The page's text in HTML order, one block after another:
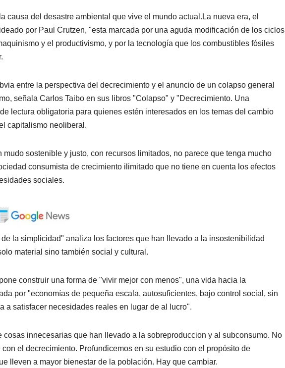
causa del desastre ambiental que vive el mundo actual.La nueva era, el
por Paul Crutzen, "esta marcada por una aguda modificación de los ciclos
y el productivismo, y por la tecnología que los combustibles fósiles
entre la perspectiva del decrecimiento y el anuncio de un colapso general
señala Carlos Taibo en sus libros "Colapso" y "Decrecimiento. Una
lectura obligatoria para quienes estén interesados en los temas del cambio
capitalismo neoliberal.
mudo sostenible y justo, con recursos limitados, no parece que tenga mucho
consumista de crecimiento ilimitado que no tiene en cuenta los efectos
sociales.
la simplicidad" analiza los factores que han llevado a la insostenibilidad
material sino también social y cultural.
construir una forma de "vivir mejor con menos", una vida hacia la
por "economías de pequeña escala, autosuficientes, bajo control social, sin
a satisfacer necesidades reales en lugar de al lucro".
cosas innecesarias que han llevado a la sobreproduccion y al subconsumo. No
con el decrecimiento. Profundicemos en su estudio con el propósito de
lleven a mayor bienestar de la población. Hay que cambiar.